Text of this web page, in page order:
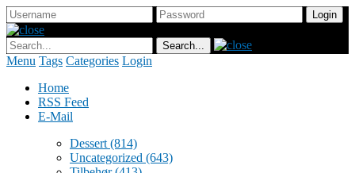
Menu Tags Categories Login
Home
RSS Feed
E-Mail
Dessert (814)
Uncategorized (643)